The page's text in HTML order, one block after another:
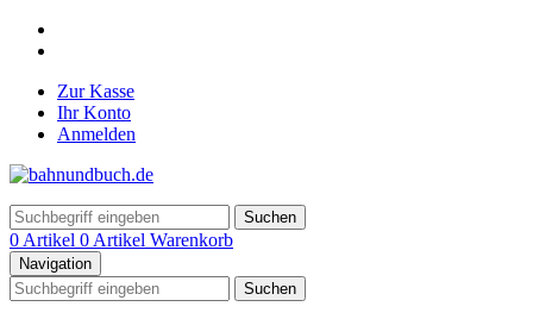
Zur Kasse
Ihr Konto
Anmelden
Suchen
0 Artikel 0 Artikel Warenkorb
Navigation
Suchen